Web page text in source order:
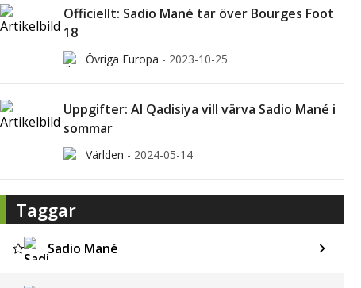
Officiellt: Sadio Mané tar över Bourges Foot
18
Övriga Europa - 2023-10-25
Uppgifter: Al Qadisiya vill värva Sadio Mané i
sommar
Världen - 2024-05-14
Taggar
Sadio Mané